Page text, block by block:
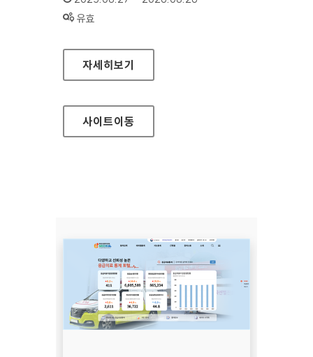
상태 :
유효
국립망향의동산
자세히보기
사이트이동